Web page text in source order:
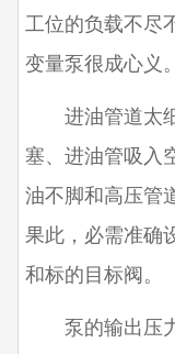
工位的负载不尽
变量泵很成心义。
进油管道太细
塞、进油管吸入
油不脚和高压管
果此，必需准确
和标的目标阀。
泵的输出压力